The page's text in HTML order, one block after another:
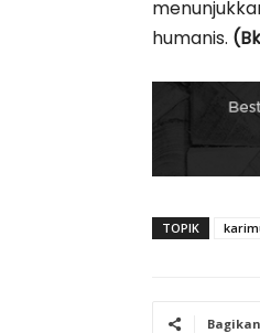
humanis.
TOPIK
Bagikan